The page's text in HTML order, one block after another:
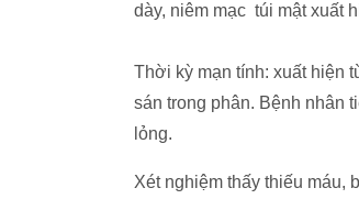
dày, niêm mạc túi mật xuất
Thời kỳ mạn tính: xuất hiện
sán trong phân. Bệnh nhân
lỏng.
Xét nghiệm thấy thiếu máu,